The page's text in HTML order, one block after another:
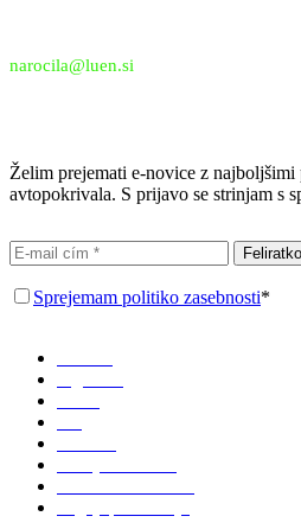
narocila@luen.si
Želim prejemati e-novice z
avtopokrivala. S prijavo se strinjam s
Sprejemam politiko zasebnosti*